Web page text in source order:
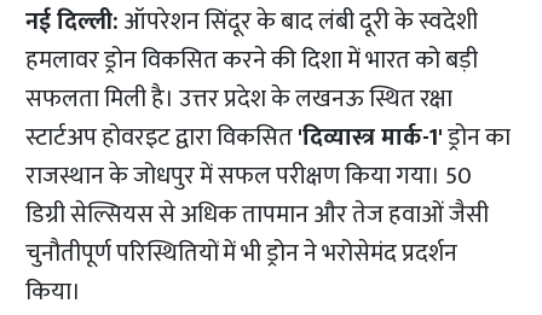
नई दिल्ली:ऑपरेशन सिंदूर के बाद लंबी दूरी के स्वदेशी
हमलावर ड्रोन विकसित करने की दिशा में भारत को बड़ी
सफलता मिली है। उत्तर प्रदेश के लखनऊ स्थित रक्षा
स्टार्टअप होवरइट द्वारा विकसित'दिव्यास्त्र मार्क-1'ड्रोन का
राजस्थान के जोधपुर में सफल परीक्षण किया गया। 50
डिग्री सेल्सियस से अधिक तापमान और तेज हवाओं जैसी
चुनौतीपूर्ण परिस्थितियों में भी ड्रोन ने भरोसेमंद प्रदर्शन
किया।